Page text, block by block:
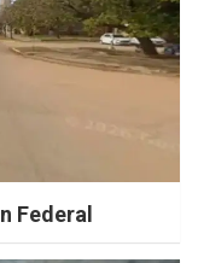
Federal